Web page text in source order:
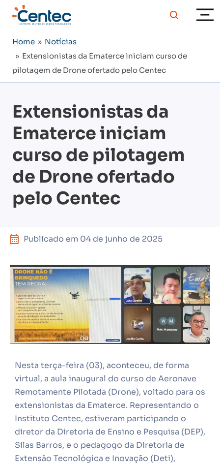
Home » Notícias
» Extensionistas da Ematerce iniciam curso de
pilotagem de Drone ofertado pelo Centec
Extensionistas da
Ematerce iniciam
curso de pilotagem
de Drone ofertado
pelo Centec
Publicado em 04 de junho de 2025
Nesta terça-feira (03), aconteceu, de forma
virtual, a aula inaugural do curso de Aeronave
Remotamente Pilotada (Drone), voltado para os
extensionistas da Ematerce. Representando o
Instituto Centec, estiveram participando o
diretor da Diretoria de Ensino e Pesquisa (DEP),
Silas Barros, e o pedagogo da Diretoria de
Extensão Tecnológica e Inovação (Deti),